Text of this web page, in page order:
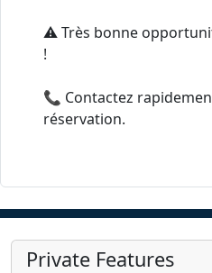
⚠️ Très bonne
!
📞 Contactez
réservation.
Private Features